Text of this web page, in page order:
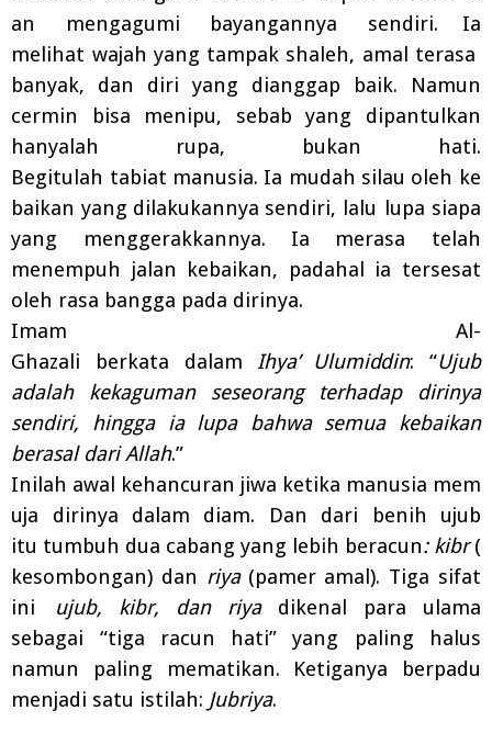
an
mengagumi bayangannya
sendiri. Ia
melihat wajah yang tampak shaleh, amal
terasa
banyak,
dan diri yang
dianggap baik. Namun
cermin bisa menipu, sebab yang dipantulkan
hanyalah rupa, bukan hati.
Begitulah tabiat manusia. Ia mudah silau oleh ke
baikan yang dilakukannya sendiri, lalu lupa siapa
yang menggerakkannya. Ia merasa telah
menempuh jalan kebaikan, padahal ia tersesat
oleh rasa bangga pada dirinya.
Imam
Al-
Ghazali
berkata dalam Ihya’ Ulumiddin: “Ujub
adalah kekaguman seseorang terhadap dirinya
sendiri, hingga ia lupa bahwa semua kebaikan
berasal dari Allah.”
Inilah awal kehancuran jiwa ketika manusia mem
uja
dirinya dalam diam. Dan dari benih
ujub
itu tumbuh dua cabang yang lebih beracun: kibr (
kesombongan) dan riya (pamer amal). Tiga sifat
ini
ujub, kibr, dan riya dikenal para ulama
sebagai “tiga racun hati” yang paling halus
namun paling mematikan. Ketiganya berpadu
menjadi satu istilah: Jubriya.